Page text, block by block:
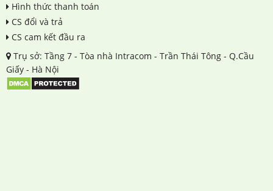
Hình thức thanh toán
CS đổi và trả
CS cam kết đầu ra
Trụ sở: Tầng 7 - Tòa nhà Intracom - Trần Thái Tông - Q.Cầu
Giấy - Hà Nội